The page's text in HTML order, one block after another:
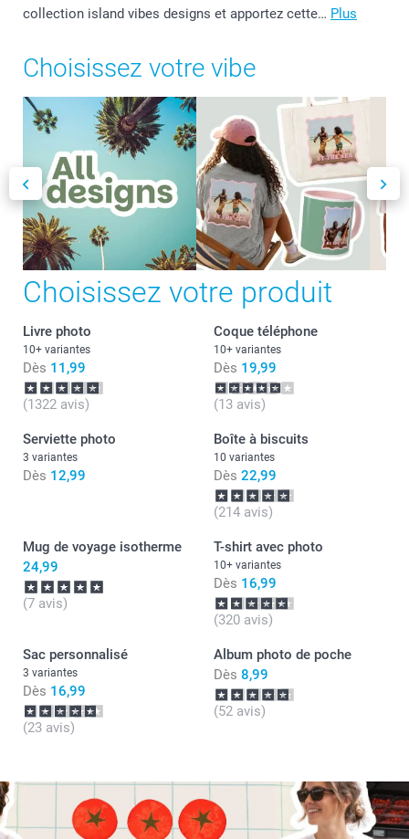
collection island vibes designs et apportez cette… Plus
Choisissez votre vibe
Choisissez votre produit
Livre photo
10+ variantes
Dès 11,99
(1322 avis)
Coque téléphone
10+ variantes
Dès 19,99
(13 avis)
Serviette photo
3 variantes
Dès 12,99
Boîte à biscuits
10 variantes
Dès 22,99
(214 avis)
Mug de voyage isotherme
24,99
(7 avis)
T-shirt avec photo
10+ variantes
Dès 16,99
(320 avis)
Sac personnalisé
3 variantes
Dès 16,99
(23 avis)
Album photo de poche
Dès 8,99
(52 avis)